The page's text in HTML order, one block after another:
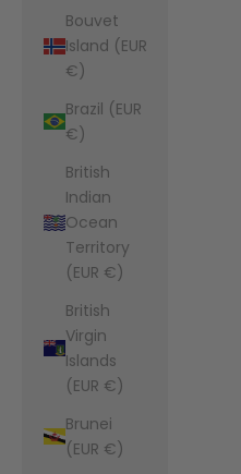
Bouvet
Island (EUR
€)
Brazil (EUR
€)
British
Indian
Ocean
Territory
(EUR €)
British
Virgin
Islands
(EUR €)
Brunei
(EUR €)